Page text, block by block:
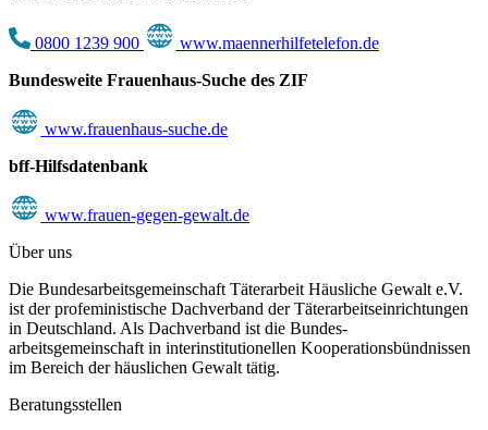
0800 1239 900
www.maennerhilfetelefon.de
Bundesweite Frauenhaus-Suche des ZIF
www.frauenhaus-suche.de
bff-Hilfsdatenbank
www.frauen-gegen-gewalt.de
Über uns
Die Bundesarbeitsgemeinschaft Täterarbeit Häusliche Gewalt e.V.
ist der profeministische Dachverband der Täterarbeitseinrichtungen
in Deutschland. Als Dachverband ist die Bundes-
arbeitsgemeinschaft in interinstitutionellen Kooperationsbündnissen
im Bereich der häuslichen Gewalt tätig.
Beratungsstellen